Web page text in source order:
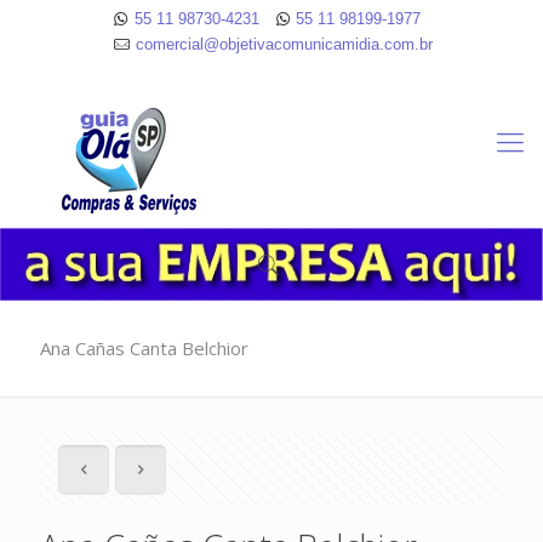
55 11 98730-4231
55 11 98199-1977
comercial@objetivacomunicamidia.com.br
Ana Cañas Canta Belchior